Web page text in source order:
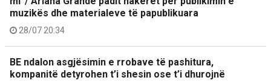
muzikës dhe materialeve të papublikuara
28/07 20:34
BE ndalon asgjësimin e rrobave të pashitura,
kompanitë detyrohen t’i shesin ose t’i dhurojnë